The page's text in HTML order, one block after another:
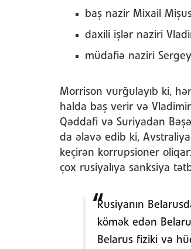
baş nazir Mixail
daxili işlər naziri
müdafiə naziri
Morrison vurğulayıb ki,
halda baş verir və
Qəddafi və Suriyadan
da əlavə edib ki,
keçirən korrupsioner
çox rusiyalıya sanksiya
Rusiyanın
kömək edən
Belarus fiziki və